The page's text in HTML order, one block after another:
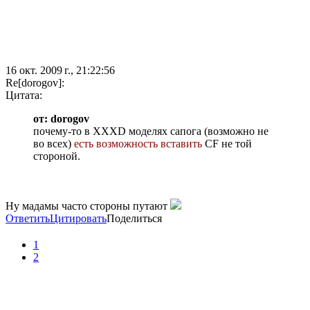
16 окт. 2009 г., 21:22:56
Re[dorogov]:
Цитата:
от: dorogov
почему-то в XXXD моделях сапога (возможно не
во всех) есть возможность вставить CF не той
стороной.
Ну мадамы часто стороны путают
ОтветитьЦитироватьПоделиться
1
2